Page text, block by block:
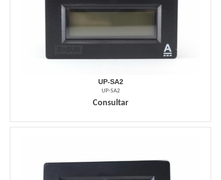
UP-SA2
UP-SA2
Consultar